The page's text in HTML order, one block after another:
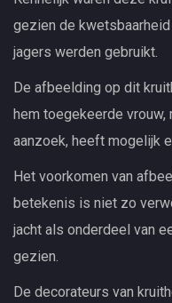
gezien de
jagers werden gebruikt.
De afbeelding op dit
hem toegekeerde
aanzoek, heeft mogelijk
Het voorkomen van
betekenis is niet zo
jacht als onderdeel van
gezien.
De decorateurs van